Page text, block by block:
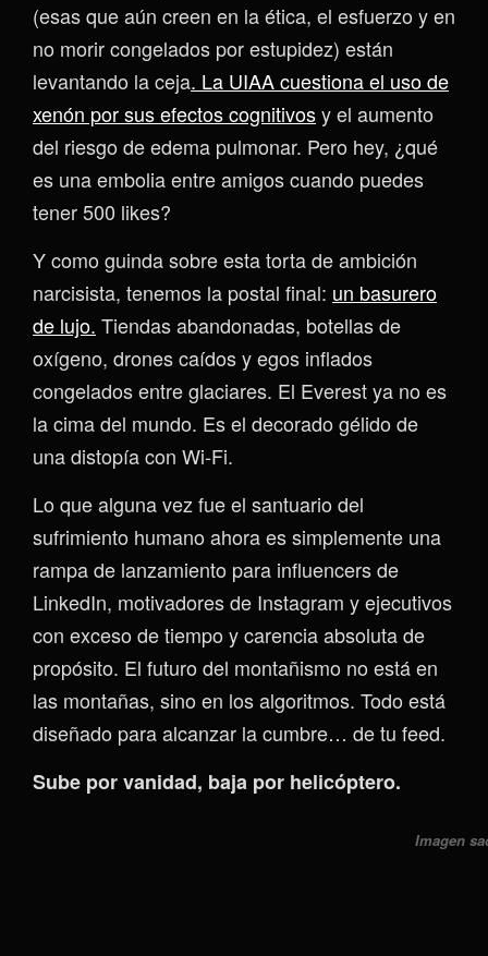
(esas que aún creen en la ética, el esfuerzo y en
no morir congelados por estupidez) están
levantando la ceja. La UIAA cuestiona el uso de
xenón por sus efectos cognitivosy el aumento
del riesgo de edema pulmonar. Pero hey, ¿qué
es una embolia entre amigos cuando puedes
tener 500 likes?
Y como guinda sobre esta torta de ambición
narcisista, tenemos la postal final: un basurero
de lujo. Tiendas abandonadas, botellas de
oxígeno, drones caídos y egos inflados
congelados entre glaciares. El Everest ya no es
la cima del mundo. Es el decorado gélido de
una distopía con Wi-Fi.
Lo que alguna vez fue el santuario del
sufrimiento humano ahora es simplemente una
rampa de lanzamiento para influencers de
LinkedIn, motivadores de Instagram y ejecutivos
con exceso de tiempo y carencia absoluta de
propósito. El futuro del montañismo no está en
las montañas, sino en los algoritmos. Todo está
diseñado para alcanzar la cumbre… de tu feed.
Sube por vanidad, baja por helicóptero.
Imagen